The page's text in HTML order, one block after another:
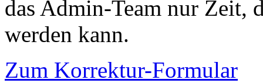
das Admin-Team nur Zeit,
werden kann.
Zum Korrektur-Formular